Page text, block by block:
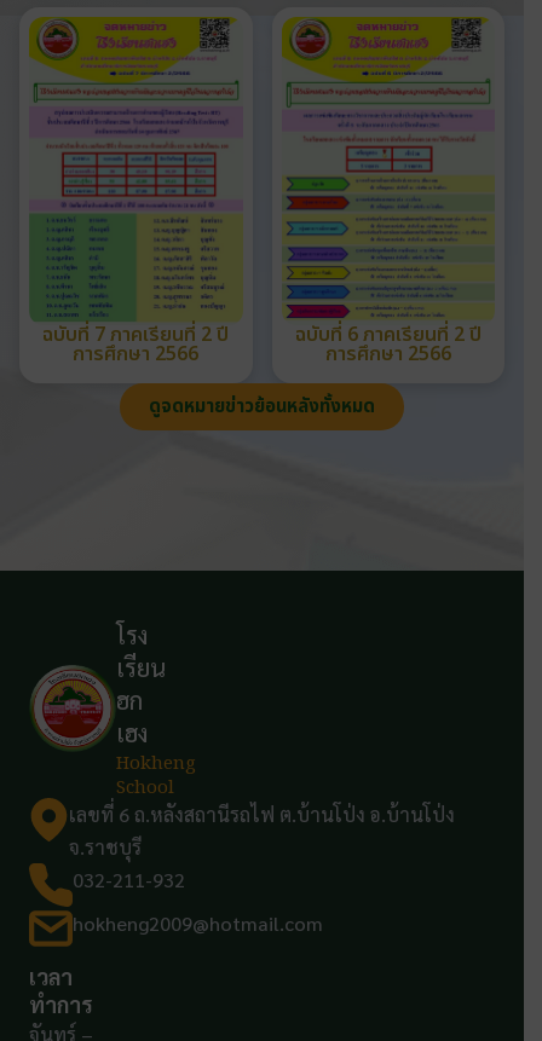
ฉบับที่ 7 ภาคเรียนที่ 2 ปี
การศึกษา 2566
ฉบับที่ 6 ภาคเรียนที่ 2 ปี
การศึกษา 2566
ดูจดหมายข่าวย้อนหลังทั้งหมด
โรง
เรียน
ฮก
เฮง
Hokheng
School
เลขที่ 6 ถ.หลังสถานีรถไฟ ต.บ้านโป่ง อ.บ้านโป่ง
จ.ราชบุรี
032-211-932
hokheng2009@hotmail.com
เวลา
ทำการ
จันทร์ –